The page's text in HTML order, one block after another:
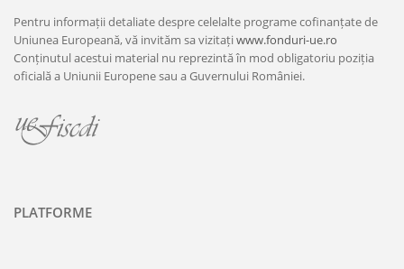
Pentru informații detaliate despre celelalte programe cofinanțate de
Uniunea Europeană, vă invităm sa vizitațiwww.fonduri-ue.ro
Conținutul acestui material nu reprezintă în mod obligatoriu poziția
oficială a Uniunii Europene sau a Guvernului României.
PLATFORME